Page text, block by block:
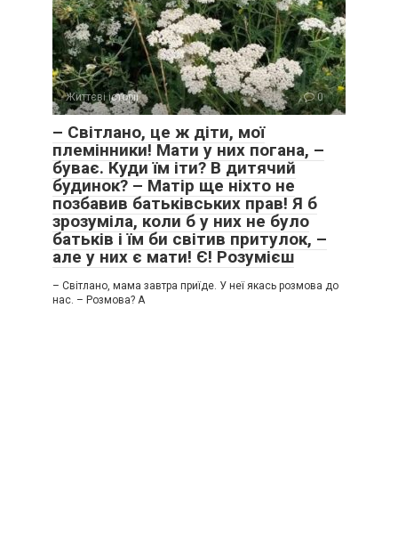
Життєві історії 0
– Світлано, це ж діти, мої
племінники! Мати у них погана, –
буває. Куди їм іти? В дитячий
будинок? – Матір ще ніхто не
позбавив батьківських прав! Я б
зрозуміла, коли б у них не було
батьків і їм би світив притулок, –
але у них є мати! Є! Розумієш
– Світлано, мама завтра приїде. У неї якась розмова до
нас. – Розмова? А